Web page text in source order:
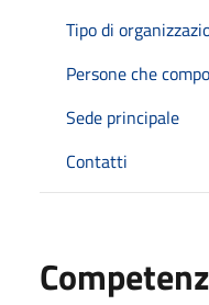
Tipo di
Persone che
Sede principale
Contatti